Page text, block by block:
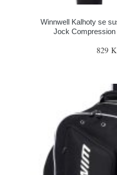
Winnwell Kalhoty se
Jock
829